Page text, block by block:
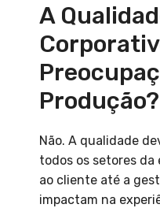
A
Produção?
Não. A qualidade
todos os setores
ao cliente até a
impactam na